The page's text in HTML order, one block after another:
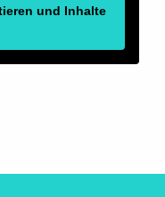
und Inhalte